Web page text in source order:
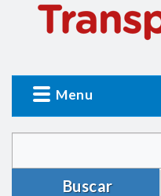
Menu
Buscar